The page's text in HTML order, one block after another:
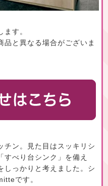
す。
と異なる場合がございま
チン。見た目はスッキリシ
すべり台シンク」を備え
しっかりと考えました。シ
です。